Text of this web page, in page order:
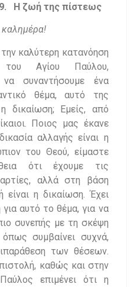
9. Η ζωή της πίστεως
καλημέρα!
καλύτερη κατανόηση
του Αγίου Παύλου,
συναντήσουμε ένα
θέμα, αυτό της
δικαίωση; Εμείς, από
Ποιος μας έκανε
αλλαγής είναι η
του Θεού, είμαστε
ότι έχουμε τις
αλλά στη βάση
είναι η δικαίωση. Έχει
για αυτό το θέμα, για να
συνεπής με τη σκέψη
συμβαίνει συχνά,
των θέσεων.
καθώς και στην
επιμένει ότι η